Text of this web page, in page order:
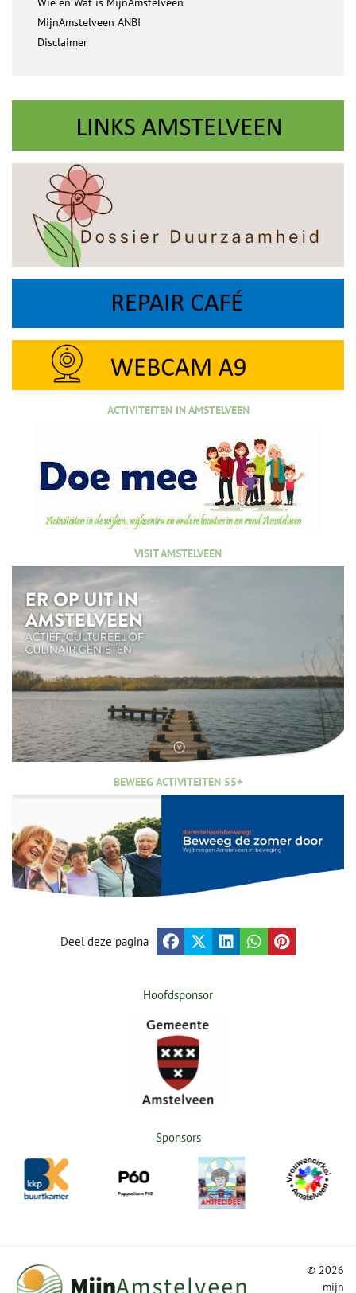
MijnAmstelveen ANBI
Disclaimer
ACTIVITEITEN IN AMSTELVEEN
VISIT AMSTELVEEN
BEWEEG ACTIVITEITEN 55+
Deel deze pagina
Hoofdsponsor
Sponsors
© 2026
mijn